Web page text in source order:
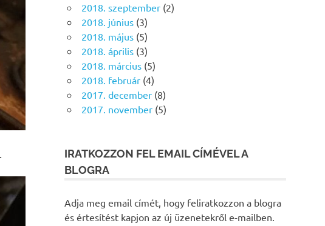
2018. szeptember (2)
2018. június (3)
2018. május (5)
2018. április (3)
2018. március (5)
2018. február (4)
2017. december (8)
2017. november (5)
IRATKOZZON FEL EMAIL CÍMÉVEL A
BLOGRA
Adja meg email címét, hogy feliratkozzon a blogra
és értesítést kapjon az új üzenetekről e-mailben.